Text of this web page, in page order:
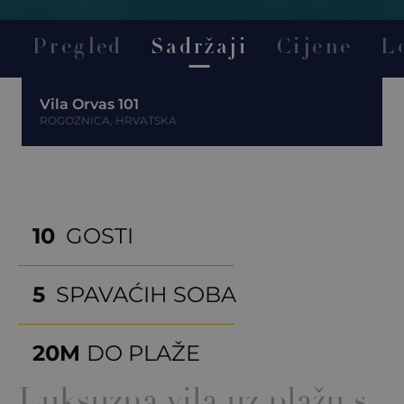
Vila Orvas 101
ROGOZNICA, HRVATSKA
Pregled Sadržaji Cijene
10 GOSTI
5 SPAVAĆIH SOBA
20M DO PLAŽE